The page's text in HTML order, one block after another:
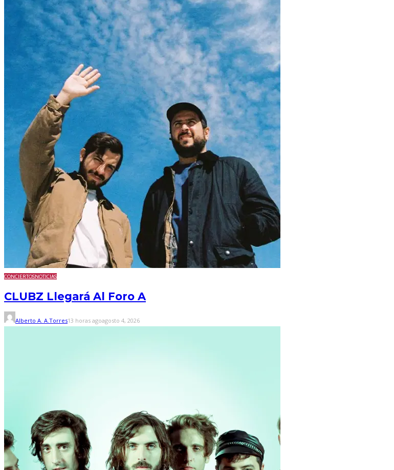
CONCIERTOSNOTICIAS
CLUBZ Llegará Al Foro A
Alberto A. A.Torres13 horas agoagosto 4, 2026